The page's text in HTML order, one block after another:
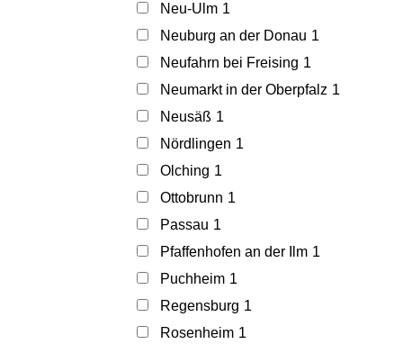
Neu-Ulm 1
Neuburg an der Donau 1
Neufahrn bei Freising 1
Neumarkt in der Oberpfalz 1
Neusäß 1
Nördlingen 1
Olching 1
Ottobrunn 1
Passau 1
Pfaffenhofen an der Ilm 1
Puchheim 1
Regensburg 1
Rosenheim 1